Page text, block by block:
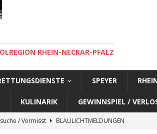
RHEIN-NECKAR-PFALZ
SPEYER
KULINARIK GEWINNSPIEL /
/ Vermisst
BLAULICHTMELDUNGEN